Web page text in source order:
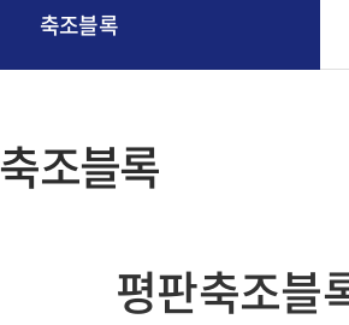
축조블록
축조블록
평판축조블